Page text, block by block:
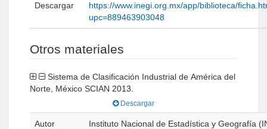
Descargar
https://www.inegi.org.mx/app/biblioteca/
upc=889463903048
Otros materiales
Norte, México SCIAN 2013.
Descargar
Autor Instituto Nacional de Estadística y Geografía